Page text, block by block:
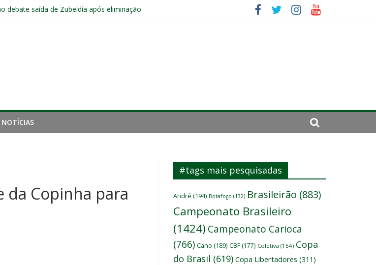
para o Vasco
para seis jogos, a pior sequência desde a crise de 2024
e o risco de jogar o ano do Flu no lixo
NOTÍCIAS
da Copinha para
#tags mais pesquisadas
André (194) Botafogo (132) Brasileirão (883)
Campeonato Brasileiro
(1424) Campeonato Carioca
(766) Cano (189) CBF (177) Coletiva (154) Copa
do Brasil (619) Copa Libertadores (311)